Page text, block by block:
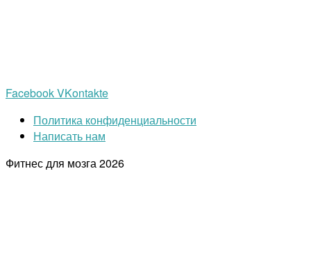
FacebookVKontakte
Политика конфиденциальности
Написать нам
Фитнес для мозга2026